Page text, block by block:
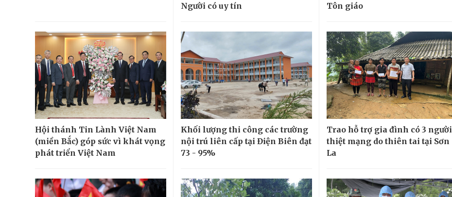
Người có uy tín
Tôn giáo
Hội thánh Tin Lành Việt Nam
(miền Bắc) góp sức vì khát vọng
phát triển Việt Nam
Khối lượng thi công các trường
nội trú liên cấp tại Điện Biên đạt
73 - 95%
Trao hỗ trợ gia đình có 3 người
thiệt mạng do thiên tai tại Sơn
La